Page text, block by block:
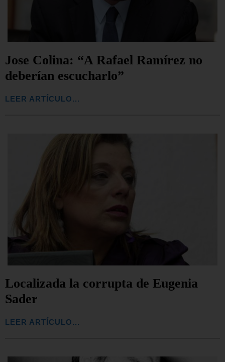
Jose Colina: “A Rafael Ramírez no
deberían escucharlo”
LEER ARTÍCULO...
Localizada la corrupta de Eugenia
Sader
LEER ARTÍCULO...